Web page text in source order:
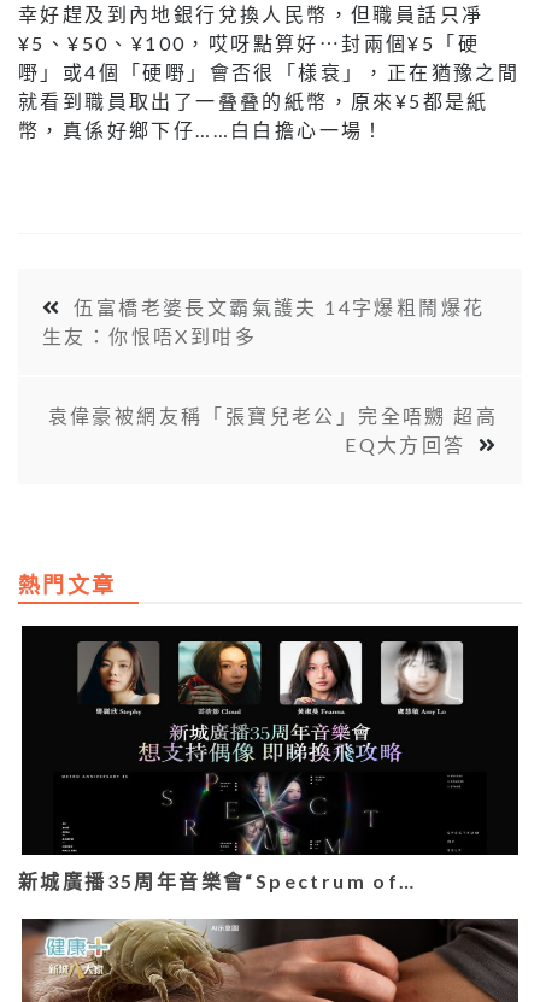
幸好趕及到內地銀行兌換人民幣，但職員話只凈
¥5、¥50、¥100，哎呀點算好⋯封兩個¥5「硬
嘢」或4個「硬嘢」會否很「様衰」，正在猶豫之間
就看到職員取出了一叠叠的紙幣，原來¥5都是紙
幣，真係好鄉下仔……白白擔心一場！
伍富橋老婆長文霸氣護夫 14字爆粗鬧爆花
生友：你恨唔X到咁多
袁偉豪被網友稱「張寶兒老公」完全唔嬲 超高
EQ大方回答
熱門文章
新城廣播35周年音樂會“Spectrum of…